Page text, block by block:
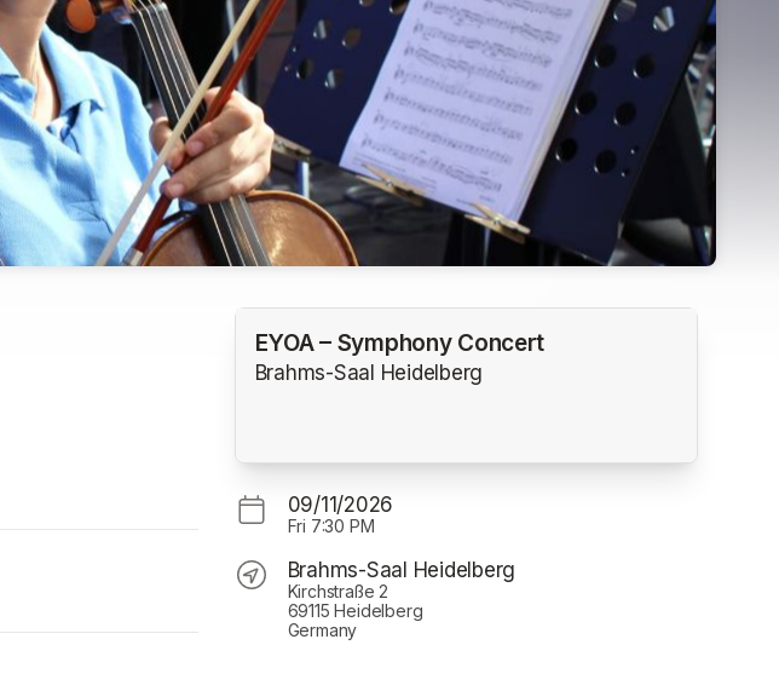
EYOA – Symphony Concert
Brahms-Saal Heidelberg
09/11/2026
Fri 7:30 PM
Brahms-Saal Heidelberg
Kirchstraße 2
69115 Heidelberg
Germany